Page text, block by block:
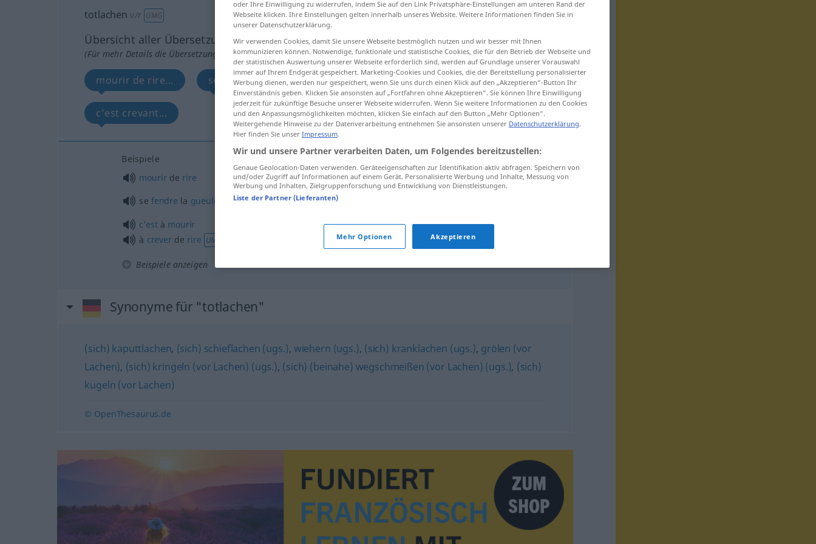
totlachen v/r UMG
Übersicht aller Übersetzungen
(Für mehr Details die Übersetzung anklicken/antippen)
mourir de rire... se fendre la gueule... c’est à mourir...
c’est crevant...
Beispiele
mourirde rire
sich totlachen
se fendre la gueule
c’està mourir
à creverde rire UMG
das ist zum Totlachen UMG
Beispiele anzeigen
Synonyme für "totlachen"
(sich) kaputtlachen, (sich) schieflachen (ugs.), wiehern (ugs.), (sich) kranklachen (ugs.), grölen (vor
Lachen), (sich) kringeln (vor Lachen) (ugs.), (sich) (beinahe) wegschmeißen (vor Lachen) (ugs.), (sich)
kugeln (vor Lachen)
© OpenThesaurus.de
oder Ihre Einwilligung zu widerrufen, indem Sie auf den Link Privatsphäre-Einstellungen am unteren Rand der
Webseite klicken. Ihre Einstellungen gelten innerhalb unseres Website. Weitere Informationen finden Sie in
unserer Datenschutzerklärung.
Wir verwenden Cookies, damit Sie unsere Webseite bestmöglich nutzen und wir besser mit Ihnen
kommunizieren können. Notwendige, funktionale und statistische Cookies, die für den Betrieb der Webseite und
der statistischen Auswertung unserer Webseite erforderlich sind, werden auf Grundlage unserer Vorauswahl
immer auf Ihrem Endgerät gespeichert. Marketing-Cookies und Cookies, die der Bereitstellung personalisierter
Werbung dienen, werden nur gespeichert, wenn Sie uns durch einen Klick auf den „Akzeptieren“-Button Ihr
Einverständnis geben. Klicken Sie ansonsten auf „Fortfahren ohne Akzeptieren“. Sie können Ihre Einwilligung
jederzeit für zukünftige Besuche unserer Webseite widerrufen. Wenn Sie weitere Informationen zu den Cookies
und den Anpassungsmöglichkeiten möchten, klicken Sie einfach auf den Button „Mehr Optionen“.
Weitergehende Hinweise zu der Datenverarbeitung entnehmen Sie ansonsten unserer Datenschutzerklärung.
Hier finden Sie unser Impressum.
Wir und unsere Partner verarbeiten Daten, um Folgendes bereitzustellen:
Genaue Geolocation-Daten verwenden. Geräteeigenschaften zur Identifikation aktiv abfragen. Speichern von
und/oder Zugriff auf Informationen auf einem Gerät. Personalisierte Werbung und Inhalte, Messung von
Werbung und Inhalten, Zielgruppenforschung und Entwicklung von Dienstleistungen.
Liste der Partner (Lieferanten)
Mehr Optionen Akzeptieren